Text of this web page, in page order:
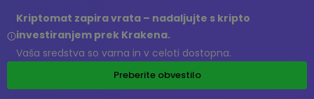
Kriptomat zapira vrata – nadaljujte s kripto
investiranjem prek Krakena.
Vaša sredstva so varna in v celoti dostopna.
Preberite obvestilo